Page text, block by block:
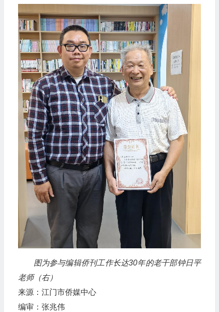
图为参与编辑侨刊工作长达30年的老干部钟日平
老师（右）
来源：江门市侨媒中心
编审：张兆伟